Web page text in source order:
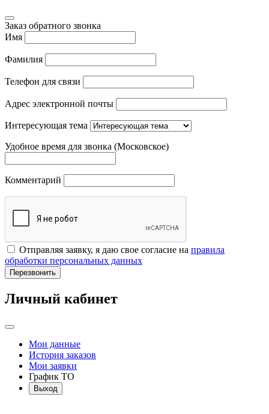
Заказ обратного звонка
Имя
Фамилия
Телефон для связи
Адрес электронной почты
Интересующая тема
Удобное время для звонка (Московское)
Комментарий
Отправляя заявку, я даю свое согласие на правила
обработки персональных данных
Перезвонить
Личный кабинет
Мои данные
История заказов
Мои заявки
График ТО
Выход